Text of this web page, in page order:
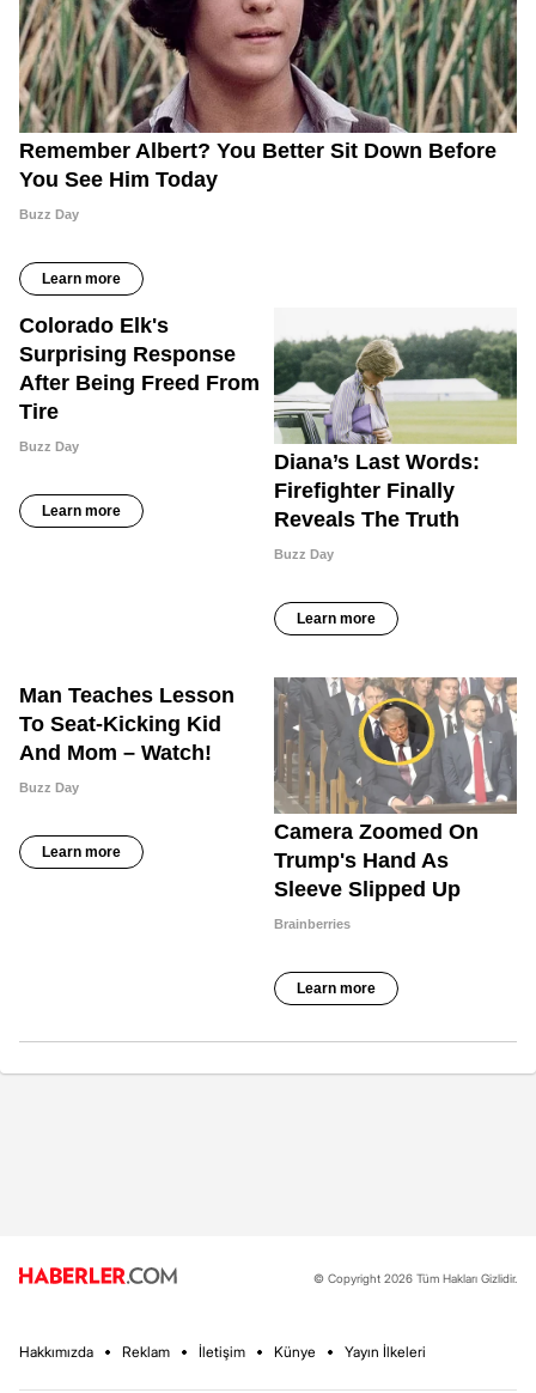
© Copyright 2026 Tüm Hakları Gizlidir.
Hakkımızda Reklam İletişim Künye Yayın İlkeleri